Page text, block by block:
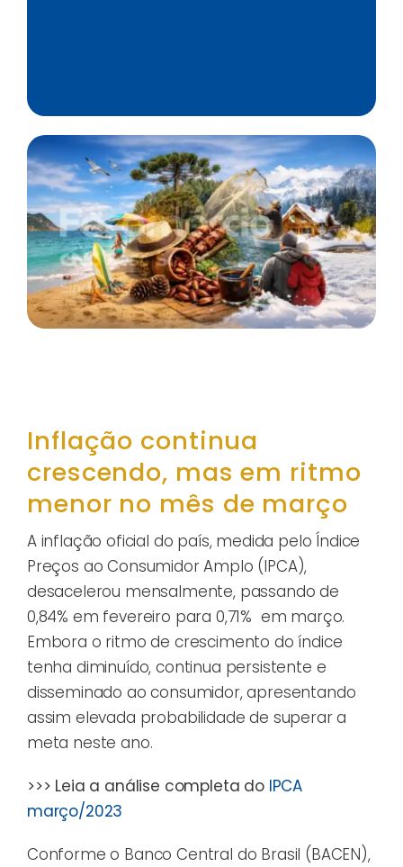
Inflação continua
crescendo, mas em ritmo
menor no mês de março
A inflação oficial do país, medida pelo Índice
Preços ao Consumidor Amplo (IPCA),
desacelerou mensalmente, passando de
0,84% em fevereiro para 0,71% em março.
Embora o ritmo de crescimento do índice
tenha diminuído, continua persistente e
disseminado ao consumidor, apresentando
assim elevada probabilidade de superar a
meta neste ano.
>>> Leia a análise completa do IPCA
março/2023
Conforme o Banco Central do Brasil (BACEN),